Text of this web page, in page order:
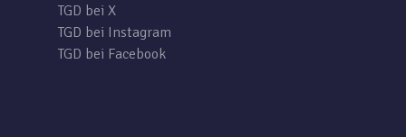
TGD bei X
TGD bei Instagram
TGD bei Facebook